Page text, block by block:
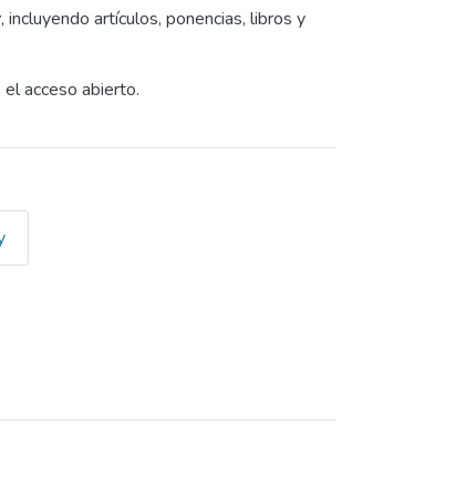
, incluyendo artículos, ponencias, libros y
acceso abierto.